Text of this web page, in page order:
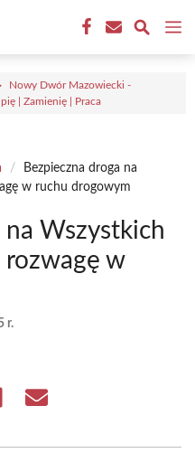
Nowy Dwór Mazowiecki -
| Zamienię | Praca
/
Bezpieczna droga na
w ruchu drogowym
na Wszystkich
w
r.
Share